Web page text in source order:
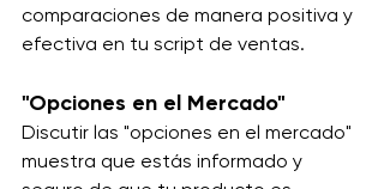
comparaciones de manera positiva y
efectiva en tu script de ventas.
"Opciones en el Mercado"
Discutir las "opciones en el mercado"
muestra que estás informado y